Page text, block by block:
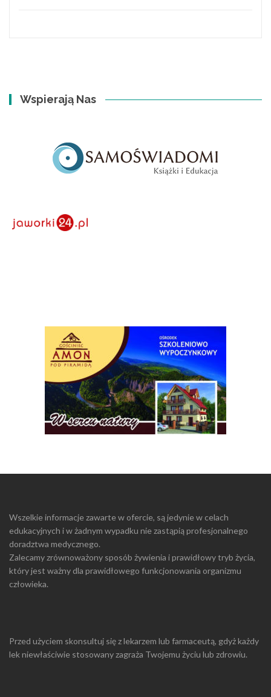
Wspierają Nas
Wszelkie informacje zawarte w ofercie, są jedynie w celach
edukacyjnych i w żadnym wypadku nie zastąpią profesjonalnego
doradztwa medycznego.
Zalecamy zrównoważony sposób żywienia i prawidłowy tryb życia,
który jest ważny dla prawidłowego funkcjonowania organizmu
człowieka.
Przed użyciem skonsultuj się z lekarzem lub farmaceutą, gdyż każdy
lek niewłaściwie stosowany zagraża Twojemu życiu lub zdrowiu.